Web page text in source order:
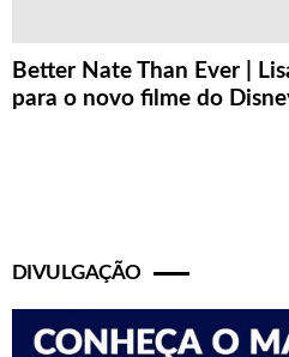
Better Nate Than Ever |
para o novo filme do
DIVULGAÇÃO